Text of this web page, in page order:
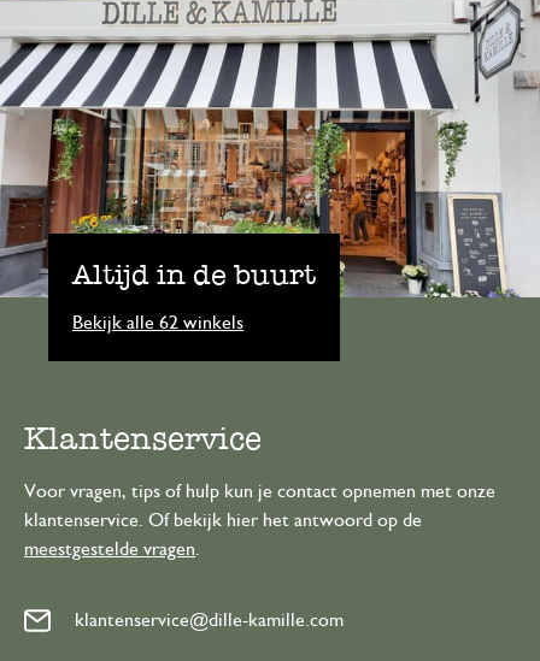
Altijd in de buurt
Bekijk alle 62 winkels
Klantenservice
Voor vragen, tips of hulp kun je contact opnemen met onze
klantenservice. Of bekijk hier het antwoord op de
meestgestelde vragen
klantenservice@dille-kamille.com